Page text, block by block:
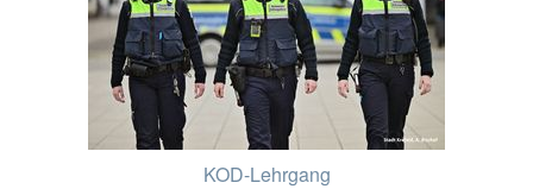
KOD-Lehrgang